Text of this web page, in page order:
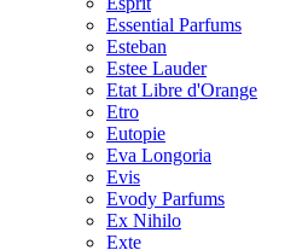
Essential Parfums
Esteban
Estee Lauder
Etat Libre d'Orange
Etro
Eutopie
Eva Longoria
Evis
Evody Parfums
Ex Nihilo
Exte